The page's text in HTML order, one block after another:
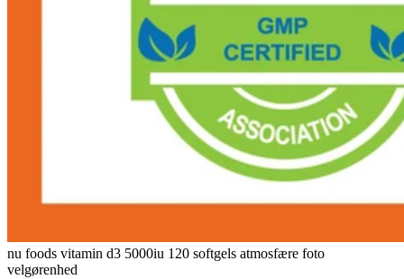
nu foods vitamin d3 5000iu 120 softgels atmosfære foto
velgørenhed